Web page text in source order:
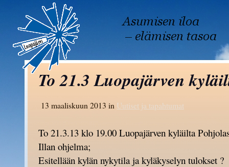
To 21.3 Luopajärven
13 maaliskuun 2013 in Uutiset ja tapahtumat
To 21.3.13 klo 19.00 Luopajärven kyläilta
Illan ohjelma;
Esitellään kylän nykytila ja kyläkyselyn tulokset ?